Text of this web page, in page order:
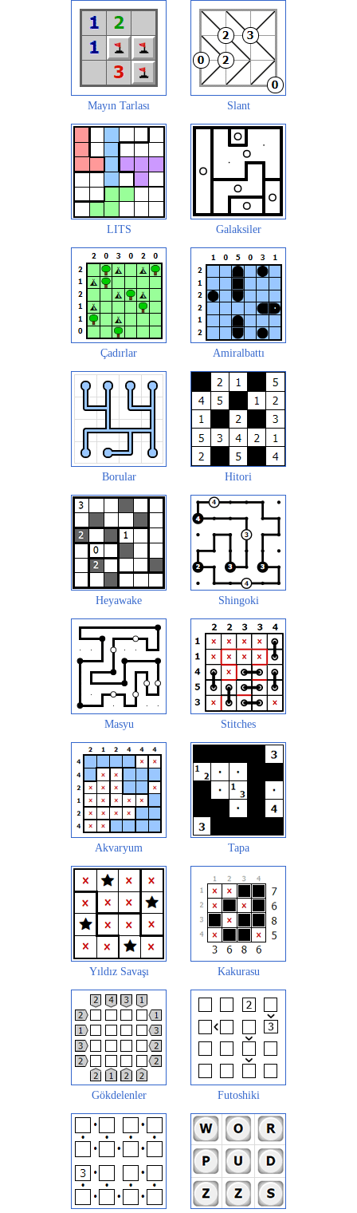
Mayın Tarlası Slant
LITS Galaksiler
Çadırlar Amiralbattı
Borular Hitori
Heyawake Shingoki
Masyu Stitches
Akvaryum Tapa
Yıldız Savaşı Kakurasu
Gökdelenler Futoshiki